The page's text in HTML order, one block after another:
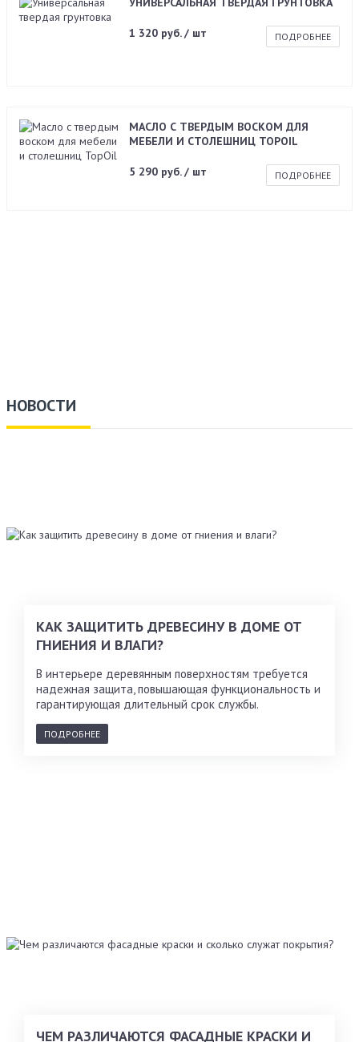
1 320 руб. / шт ПОДРОБНЕЕ
МАСЛО С ТВЕРДЫМ ВОСКОМ ДЛЯ
МЕБЕЛИ И СТОЛЕШНИЦ TOPOIL
5 290 руб. / шт ПОДРОБНЕЕ
НОВОСТИ
КАК ЗАЩИТИТЬ ДРЕВЕСИНУ В ДОМЕ ОТ
ГНИЕНИЯ И ВЛАГИ?
В интерьере деревянным поверхностям требуется
надежная защита, повышающая функциональность и
гарантирующая длительный срок службы.
ПОДРОБНЕЕ
ЧЕМ РАЗЛИЧАЮТСЯ ФАСАДНЫЕ КРАСКИ И